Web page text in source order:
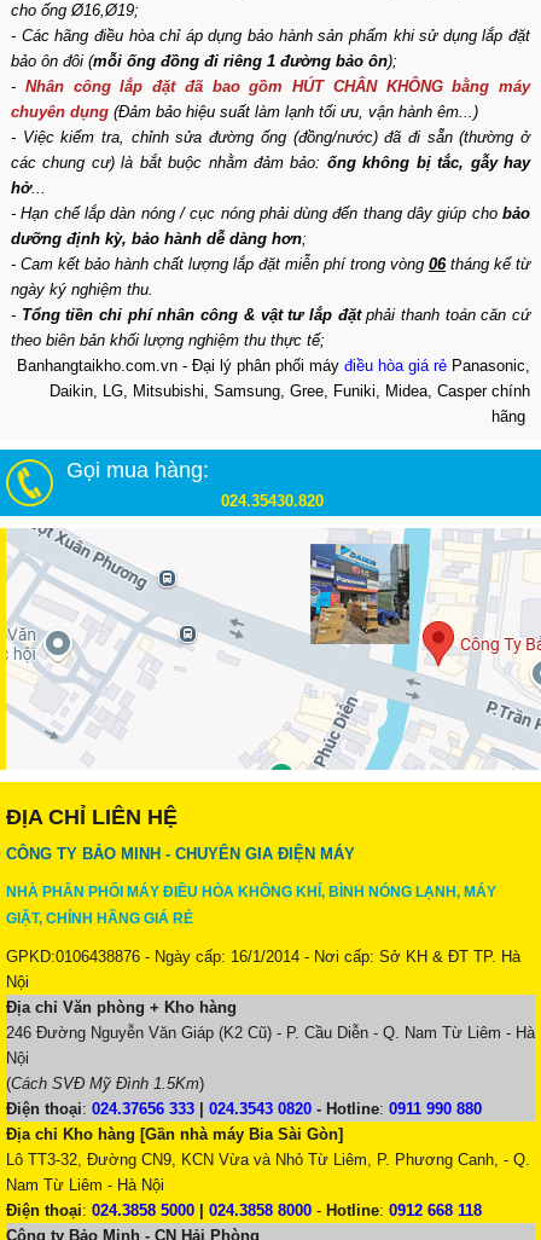
cho ống Ø16,Ø19;
- Các hãng điều hòa chỉ áp dụng bảo hành sản phẩm khi sử dụng lắp đặt
bảo ôn đôi (mỗi ống đồng đi riêng 1 đường bảo ôn);
- Nhân công lắp đặt đã bao gồm HÚT CHÂN KHÔNG bằng máy
chuyên dụng (Đảm bảo hiệu suất làm lạnh tối ưu, vận hành êm...)
- Việc kiểm tra, chỉnh sửa đường ống (đồng/nước) đã đi sẵn (thường ở
các chung cư) là bắt buộc nhằm đảm bảo: ống không bị tắc, gẫy hay
hở...
- Hạn chế lắp dàn nóng / cục nóng phải dùng đến thang dây giúp chobảo
dưỡng định kỳ, bảo hành dễ dàng hơn;
- Cam kết bảo hành chất lượng lắp đặt miễn phí trong vòng 06tháng kể từ
ngày ký nghiệm thu.
- Tổng tiền chi phí nhân công & vật tư lắp đặtphải thanh toán căn cứ
theo biên bản khối lượng nghiệm thu thực tế;
Banhangtaikho.com.vn - Đại lý phân phối máy điều hòa giá rẻ Panasonic,
Daikin, LG, Mitsubishi, Samsung, Gree, Funiki, Midea, Casper chính
hãng
Gọi mua hàng:
024.35430.820
ĐỊA CHỈ LIÊN HỆ
CÔNG TY BẢO MINH - CHUYÊN GIA ĐIỆN MÁY
NHÀ PHÂN PHỐI MÁY ĐIỀU HÒA KHÔNG KHÍ, BÌNH NÓNG LẠNH, MÁY
GIẶT, CHÍNH HÃNG GIÁ RẺ
GPKD:0106438876 - Ngày cấp: 16/1/2014 - Nơi cấp: Sở KH & ĐT TP. Hà
Nội
Địa chỉ Văn phòng + Kho hàng
246 Đường Nguyễn Văn Giáp (K2 Cũ) - P. Cầu Diễn - Q. Nam Từ Liêm - Hà
Nội
(Cách SVĐ Mỹ Đình 1.5Km)
Điện thoại: 024.37656 333 024.3543 0820 - Hotline: 0911 990 880
Địa chỉ Kho hàng [Gần nhà máy Bia Sài Gòn]
Lô TT3-32, Đường CN9, KCN Vừa và Nhỏ Từ Liêm, P. Phương Canh, - Q.
Nam Từ Liêm - Hà Nội
Điện thoại: 024.3858 5000 024.3858 8000 - Hotline: 0912 668 118
Công ty Bảo Minh - CN Hải Phòng